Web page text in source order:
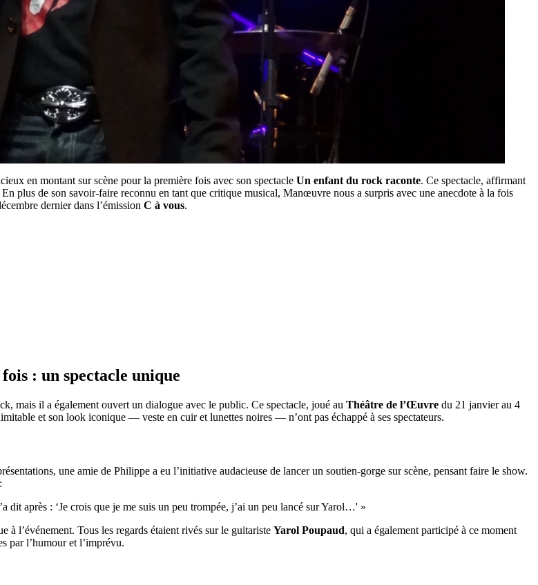
en montant sur scène pour la première fois avec son spectacle Un enfant du rock raconte. Ce spectacle, affirmant
plus de son savoir-faire reconnu en tant que critique musical, Manœuvre nous a surpris avec une anecdote à la fois
dernier dans l’émission C à vous.
: un spectacle unique
mais il a également ouvert un dialogue avec le public. Ce spectacle, joué au Théâtre de l’Œuvre du 21 janvier au 4
et son look iconique — veste en cuir et lunettes noires — n’ont pas échappé à ses spectateurs.
une amie de Philippe a eu l’initiative audacieuse de lancer un soutien-gorge sur scène, pensant faire le show.
dit après : ‘Je crois que je me suis un peu trompée, j’ai un peu lancé sur Yarol…' »
à l’événement. Tous les regards étaient rivés sur le guitariste Yarol Poupaud, qui a également participé à ce moment
par l’humour et l’imprévu.